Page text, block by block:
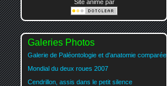
Site animé par
Galeries Photos
Galerie de Paléontologie et d'anatomie comparée
Mondial du deux roues 2007
Cendrillon, assis dans le petit silence